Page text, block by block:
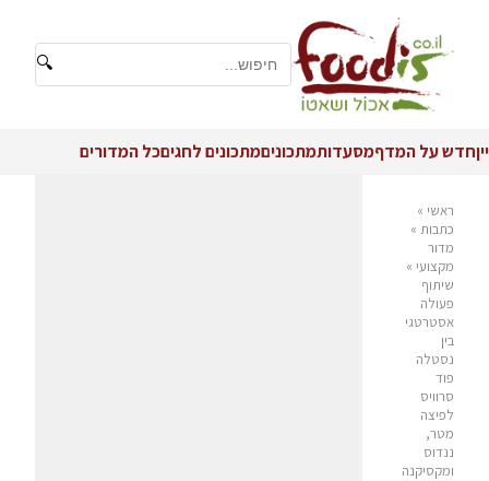
🔍
ייןחדש על המדףמסעדותמתכוניםמתכונים לחגיםכל המדורים
ראשי »
כתבות »
מדור
מקצועי »
שיתוף
פעולה
אסטרטגי
בין
נסטלה
פוד
סרוויס
לפיצה
מטר,
ננדוס
ומקסיקנה